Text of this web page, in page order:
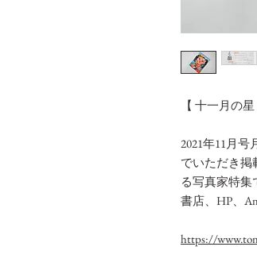
【 十一月の
2021年11月
でいただき掲
る写真家特集
書店、HP、
https://